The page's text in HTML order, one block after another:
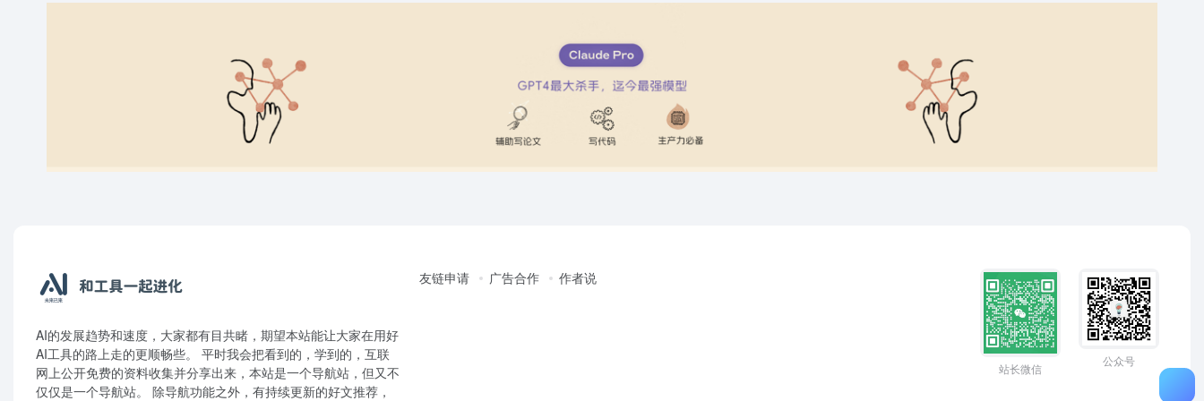
AI的发展趋势和速度，大家都有目共睹，期望本站能让大家在用好
AI工具的路上走的更顺畅些。 平时我会把看到的，学到的，互联
网上公开免费的资料收集并分享出来，本站是一个导航站，但又不
仅仅是一个导航站。 除导航功能之外，有持续更新的好文推荐，
友链申请 广告合作 作者说
站长微信
公众号